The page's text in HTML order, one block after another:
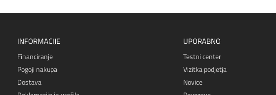
INFORMACIJE
Financiranje
Pogoji nakupa
Dostava
UPORABNO
Testni center
Vizitka podjetja
Novice